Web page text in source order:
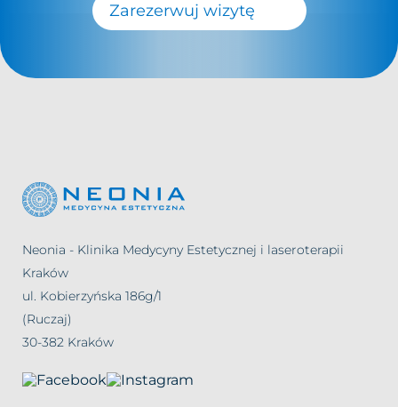
Zarezerwuj wizytę
Neonia - Klinika Medycyny Estetycznej i laseroterapii
Kraków
ul. Kobierzyńska 186g/1
(Ruczaj)
30-382 Kraków